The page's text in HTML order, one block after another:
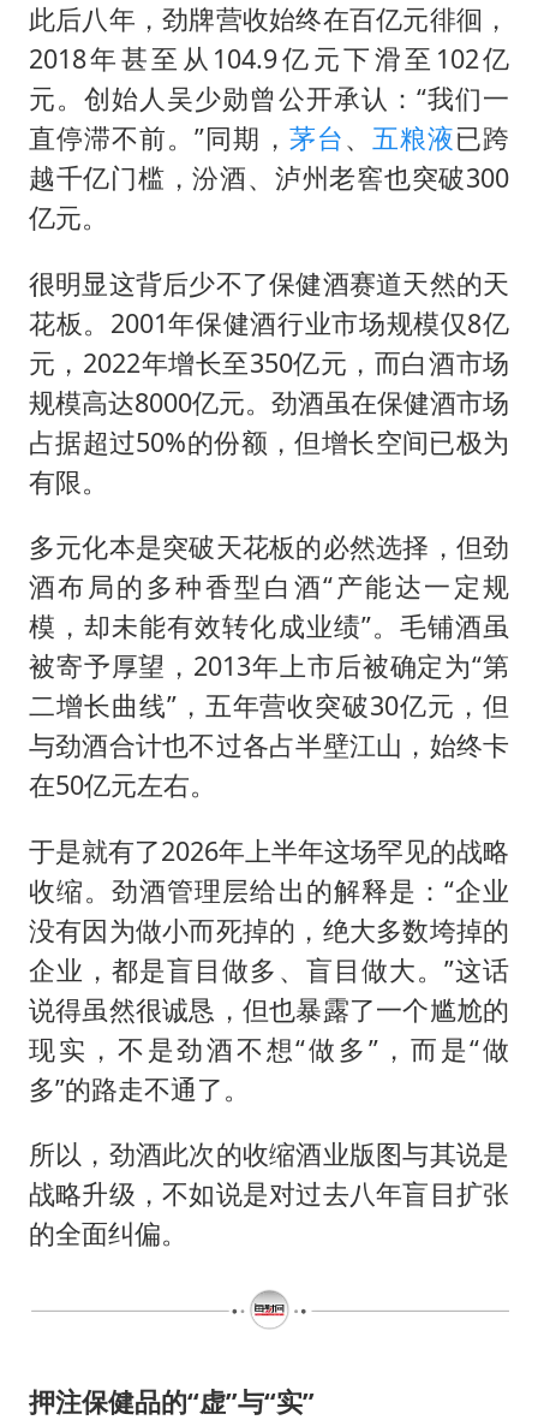
此后八年，劲牌营收始终在百亿元徘徊，
2018年甚至从104.9亿元下滑至102亿
元。创始人吴少勋曾公开承认：“我们一
直停滞不前。”同期， 茅台、 五粮液已跨
越千亿门槛，汾酒、泸州老窖也突破300
亿元。
很明显这背后少不了保健酒赛道天然的天
花板。2001年保健酒行业市场规模仅8亿
元，2022年增长至350亿元，而白酒市场
规模高达8000亿元。劲酒虽在保健酒市场
占据超过50%的份额，但增长空间已极为
有限。
多元化本是突破天花板的必然选择，但劲
酒布局的多种香型白酒“产能达一定规
模，却未能有效转化成业绩”。毛铺酒虽
被寄予厚望，2013年上市后被确定为“第
二增长曲线”，五年营收突破30亿元，但
与劲酒合计也不过各占半壁江山，始终卡
在50亿元左右。
于是就有了2026年上半年这场罕见的战略
收缩。劲酒管理层给出的解释是：“企业
没有因为做小而死掉的，绝大多数垮掉的
企业，都是盲目做多、盲目做大。”这话
说得虽然很诚恳，但也暴露了一个尴尬的
现实，不是劲酒不想“做多”，而是“做
多”的路走不通了。
所以，劲酒此次的收缩酒业版图与其说是
战略升级，不如说是对过去八年盲目扩张
的全面纠偏。
押注保健品的“虚”与“实”